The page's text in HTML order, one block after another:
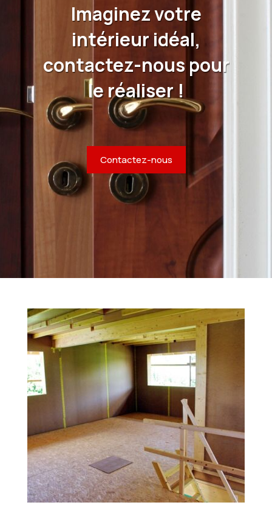
Imaginez votre
intérieur idéal,
contactez-nous pour
le réaliser !
Contactez-nous